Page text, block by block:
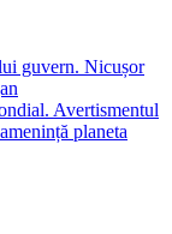
guvern. Nicușor
Avertismentul
planeta